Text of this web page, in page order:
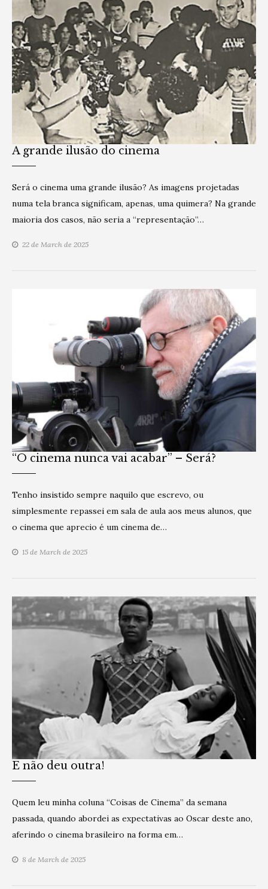
A grande ilusão do cinema
Será o cinema uma grande ilusão? As imagens projetadas
numa tela branca significam, apenas, uma quimera? Na grande
maioria dos casos, não seria a “representação”…
22 de March de 2025
“O cinema nunca vai acabar” – Será?
Tenho insistido sempre naquilo que escrevo, ou
simplesmente repassei em sala de aula aos meus alunos, que
o cinema que aprecio é um cinema de…
15 de March de 2025
E não deu outra!
Quem leu minha coluna “Coisas de Cinema” da semana
passada, quando abordei as expectativas ao Oscar deste ano,
aferindo o cinema brasileiro na forma em…
8 de March de 2025